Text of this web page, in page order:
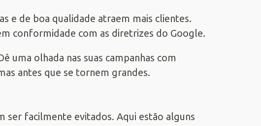
e de boa qualidade atraem mais clientes.
conformidade com as diretrizes do Google.
uma olhada nas suas campanhas com
antes que se tornem grandes.
facilmente evitados. Aqui estão alguns